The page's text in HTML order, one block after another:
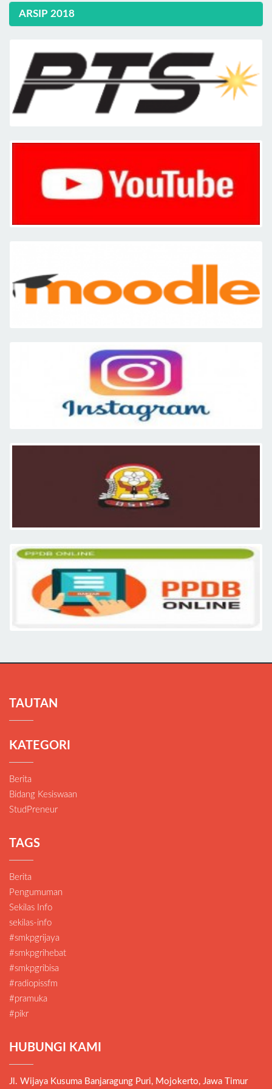
ARSIP 2018
TAUTAN
KATEGORI
Berita
Bidang Kesiswaan
StudPreneur
TAGS
Berita
Pengumuman
Sekilas Info
sekilas-info
#smkpgrijaya
#smkpgrihebat
#smkpgribisa
#radiopissfm
#pramuka
#pikr
HUBUNGI KAMI
Jl. Wijaya Kusuma Banjaragung Puri, Mojokerto, Jawa Timur